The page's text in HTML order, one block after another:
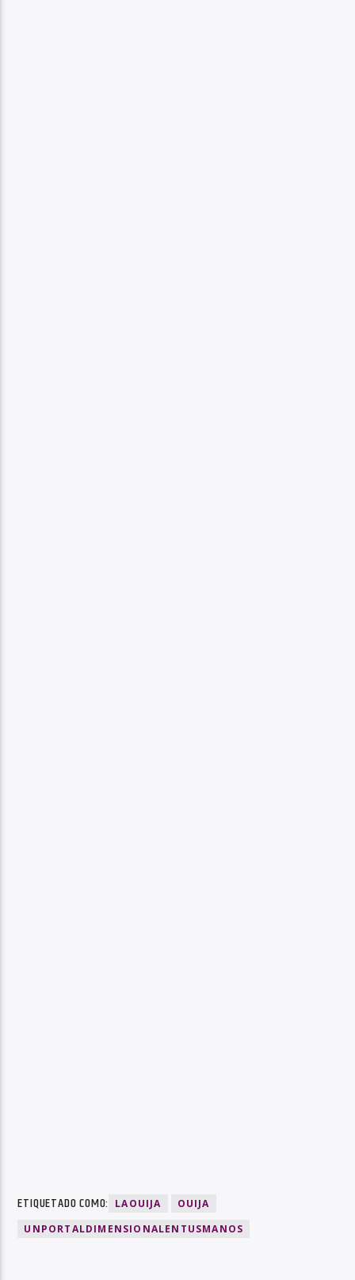
ETIQUETADO COMO: LAOUIJA
OUIJA
UNPORTALDIMENSIONALENTUSMANOS